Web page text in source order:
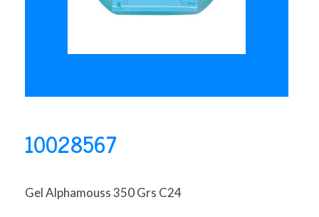
10028567
Gel Alphamouss 350 Grs C24